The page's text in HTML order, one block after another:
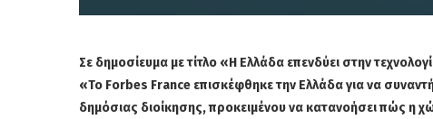
Σε δημοσίευμα με τίτλο «Η Ελλάδα επενδύει στην
«Το Forbes France επισκέφθηκε την Ελλάδα για να
δημόσιας διοίκησης, προκειμένου να κατανοήσει πώς η